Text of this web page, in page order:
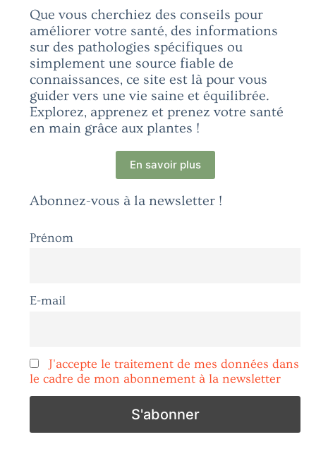
Que vous cherchiez des conseils pour
améliorer votre santé, des informations
sur des pathologies spécifiques ou
simplement une source fiable de
connaissances, ce site est là pour vous
guider vers une vie saine et équilibrée.
Explorez, apprenez et prenez votre santé
en main grâce aux plantes !
En savoir plus
Abonnez-vous à la newsletter !
Prénom
E-mail
J'accepte le traitement de mes données dans
le cadre de mon abonnement à la newsletter